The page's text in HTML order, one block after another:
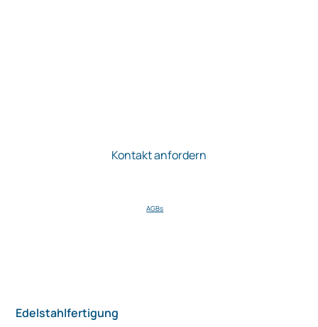
gegenüber der Firma STEUER widerrufen.AGBs
Edelstahlfertigung